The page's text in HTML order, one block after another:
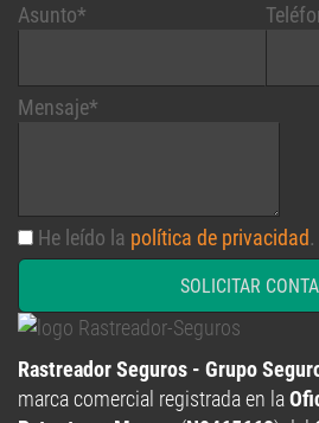
Asunto*
Mensaje*
He leído la política de privacidad.
SOLICITAR
Rastreador Seguros - Grupo
marca comercial registrada en la